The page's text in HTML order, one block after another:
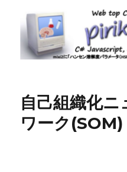
自己組織化ニ
ワーク(SOM)